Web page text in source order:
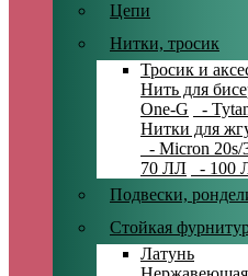
Цепи
Нитки, тросик
Тросик и
Нить для
One-G
-
Нитки для
- Micron 20s/
70 ЛЛ
- 100
Подвески,
Стойкая
Латунь